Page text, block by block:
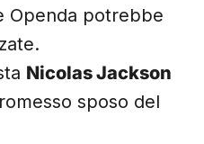
Openda potrebbe
Nicolas Jackson
sposo del